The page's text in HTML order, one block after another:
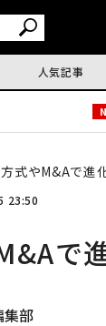
人気記事
式やM&Aで進
23:50
で
集部